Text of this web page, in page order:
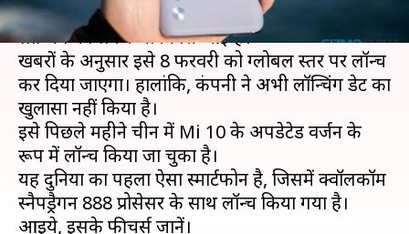
शाओमी के अपकमिंग फ्लैगशिप स्मार्टफोन Mi 11 की
लॉन्चिंग को लेकर जानकारी आई है।
खबरों के अनुसार इसे 8 फरवरी को ग्लोबल स्तर पर लॉन्च
कर दिया जाएगा। हालांकि, कंपनी ने अभी लॉन्चिंग डेट का
खुलासा नहीं किया है।
इसे पिछले महीने चीन में Mi 10 के अपडेटेड वर्जन के
रूप में लॉन्च किया जा चुका है।
यह दुनिया का पहला ऐसा स्मार्टफोन है, जिसमें क्वॉलकॉम
स्नैपड्रैगन 888 प्रोसेसर के साथ लॉन्च किया गया है।